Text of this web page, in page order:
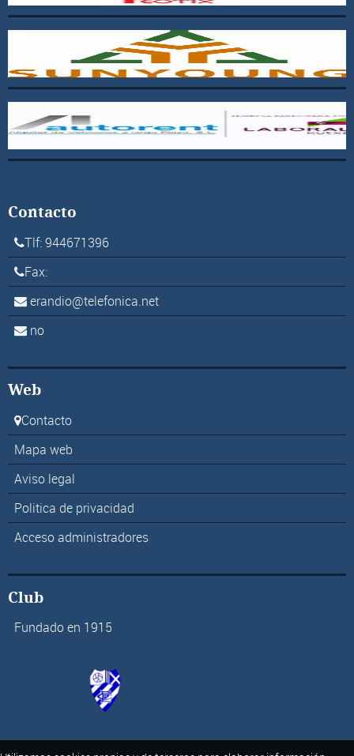
Contacto
Tlf: 944671396
Fax:
erandio@telefonica.net
no
Web
Contacto
Mapa web
Aviso legal
Politica de privacidad
Acceso administradores
Club
Fundado en 1915